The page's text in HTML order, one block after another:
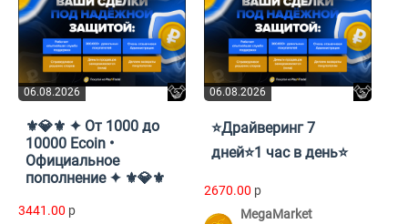
06.08.2026
⚜️💎⚜️ ✦ От 1000 до
10000 Ecoin •
Официальное
пополнение ✦ ⚜️💎⚜️
3441.00 p
06.08.2026
⭐Драйверинг 7
дней⭐1 час в день⭐
2670.00 p
MegaMarket